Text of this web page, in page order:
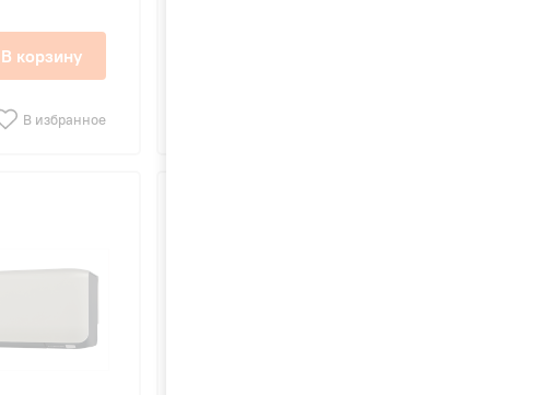
В корзину
В избранное